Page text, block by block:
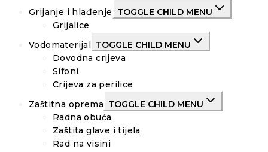
Grijanje i hlađenje
TOGGLE CHILD MENU
Grijalice
Vodomaterijal
TOGGLE CHILD MENU
Dovodna crijeva
Sifoni
Crijeva za perilice
Zaštitna oprema TOGGLE CHILD MENU
Radna obuća
Zaštita glave i tijela
Rad na visini